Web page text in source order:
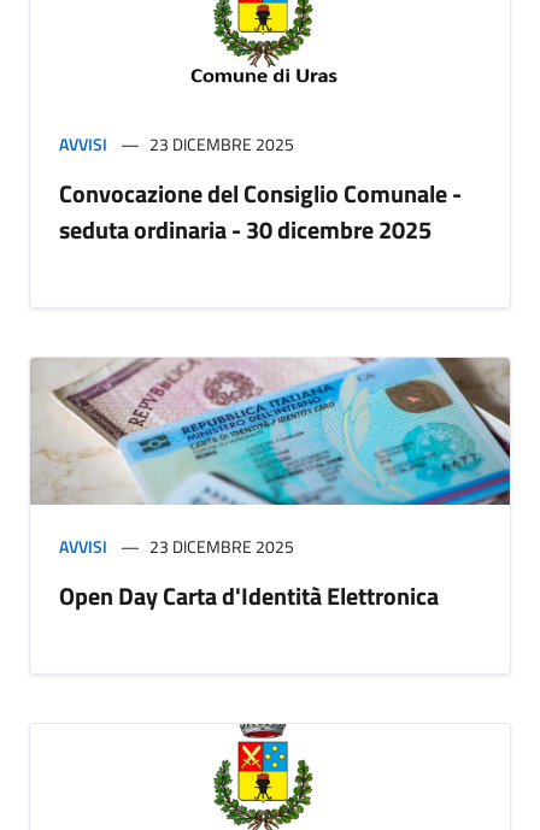
AVVISI 23 DICEMBRE 2025
Convocazione del Consiglio Comunale -
seduta ordinaria - 30 dicembre 2025
AVVISI 23 DICEMBRE 2025
Open Day Carta d'Identità Elettronica